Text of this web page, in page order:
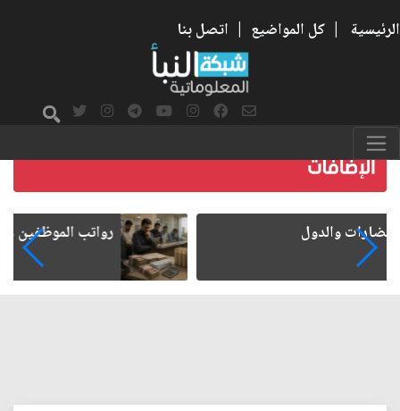
الرئيسية | كل المواضيع | اتصل بنا
رواتب الموظفين على صفيح ساخن